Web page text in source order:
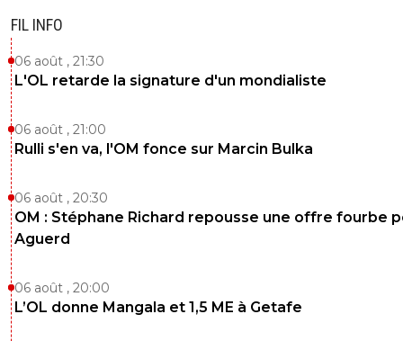
FIL INFO
06 août , 21:30
L'OL retarde la signature d'un mondialiste
06 août , 21:00
Rulli s'en va, l'OM fonce sur Marcin Bulka
06 août , 20:30
OM : Stéphane Richard repousse une offre fourbe
Aguerd
06 août , 20:00
L’OL donne Mangala et 1,5 ME à Getafe